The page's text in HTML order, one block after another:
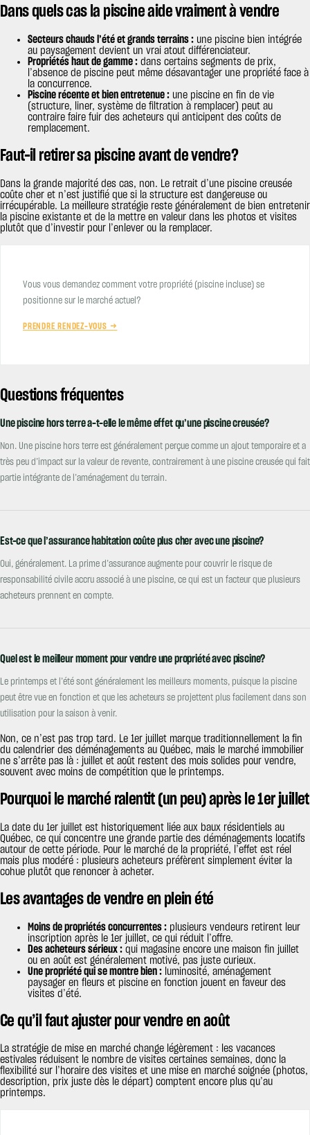
Dans quels cas la piscine aide vraiment à vendre
Secteurs chauds l’été et grands terrains : une piscine bien intégrée
au paysagement devient un vrai atout différenciateur.
Propriétés haut de gamme : dans certains segments de prix,
l’absence de piscine peut même désavantager une propriété face à
la concurrence.
Piscine récente et bien entretenue : une piscine en fin de vie
(structure, liner, système de filtration à remplacer) peut au
contraire faire fuir des acheteurs qui anticipent des coûts de
remplacement.
Faut-il retirer sa piscine avant de vendre?
Dans la grande majorité des cas, non. Le retrait d’une piscine creusée
coûte cher et n’est justifié que si la structure est dangereuse ou
irrécupérable. La meilleure stratégie reste généralement de bien entretenir
la piscine existante et de la mettre en valeur dans les photos et visites
plutôt que d’investir pour l’enlever ou la remplacer.
Vous vous demandez comment votre propriété (piscine incluse) se
positionne sur le marché actuel?
PRENDRE RENDEZ-VOUS →
Questions fréquentes
Une piscine hors terre a-t-elle le même effet qu’une piscine creusée?
Non. Une piscine hors terre est généralement perçue comme un ajout temporaire et a
très peu d’impact sur la valeur de revente, contrairement à une piscine creusée qui fait
partie intégrante de l’aménagement du terrain.
Est-ce que l’assurance habitation coûte plus cher avec une piscine?
Oui, généralement. La prime d’assurance augmente pour couvrir le risque de
responsabilité civile accru associé à une piscine, ce qui est un facteur que plusieurs
acheteurs prennent en compte.
Quel est le meilleur moment pour vendre une propriété avec piscine?
Le printemps et l’été sont généralement les meilleurs moments, puisque la piscine
peut être vue en fonction et que les acheteurs se projettent plus facilement dans son
utilisation pour la saison à venir.
Non, ce n’est pas trop tard. Le 1er juillet marque traditionnellement la fin
du calendrier des déménagements au Québec, mais le marché immobilier
ne s’arrête pas là : juillet et août restent des mois solides pour vendre,
souvent avec moins de compétition que le printemps.
Pourquoi le marché ralentit (un peu) après le 1er juillet
La date du 1er juillet est historiquement liée aux baux résidentiels au
Québec, ce qui concentre une grande partie des déménagements locatifs
autour de cette période. Pour le marché de la propriété, l’effet est réel
mais plus modéré : plusieurs acheteurs préfèrent simplement éviter la
cohue plutôt que renoncer à acheter.
Les avantages de vendre en plein été
Moins de propriétés concurrentes : plusieurs vendeurs retirent leur
inscription après le 1er juillet, ce qui réduit l’offre.
Des acheteurs sérieux : qui magasine encore une maison fin juillet
ou en août est généralement motivé, pas juste curieux.
Une propriété qui se montre bien : luminosité, aménagement
paysager en fleurs et piscine en fonction jouent en faveur des
visites d’été.
Ce qu’il faut ajuster pour vendre en août
La stratégie de mise en marché change légèrement : les vacances
estivales réduisent le nombre de visites certaines semaines, donc la
flexibilité sur l’horaire des visites et une mise en marché soignée (photos,
description, prix juste dès le départ) comptent encore plus qu’au
printemps.